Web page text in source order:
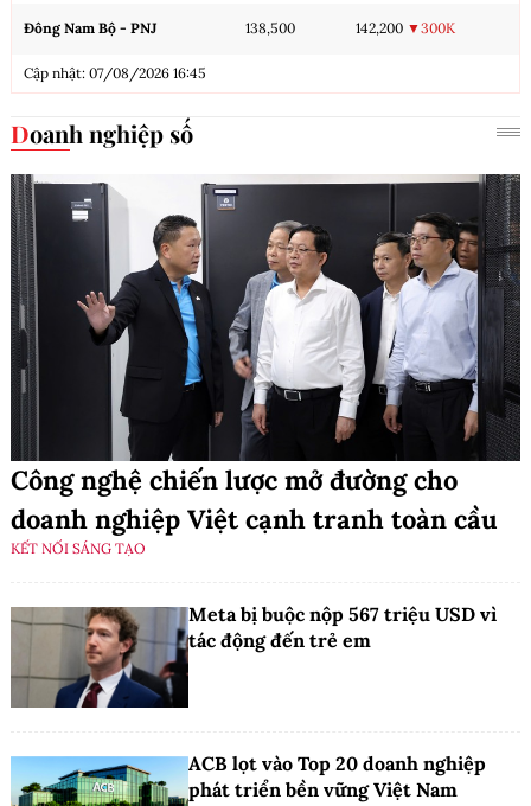
Đông Nam Bộ - PNJ 138,500 142,200 ▼300K
Cập nhật: 07/08/2026 16:45
Doanh nghiệp số
Công nghệ chiến lược mở đường cho
doanh nghiệp Việt cạnh tranh toàn cầu
KẾT NỐI SÁNG TẠO
Meta bị buộc nộp 567 triệu USD vì
tác động đến trẻ em
ACB lọt vào Top 20 doanh nghiệp
phát triển bền vững Việt Nam